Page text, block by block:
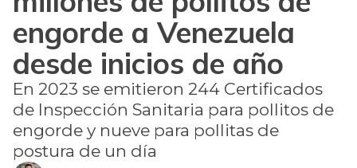
engorde a Venezuela
desde inicios de año
En 2023 se emitieron 244 Certificados
de Inspección Sanitaria para pollitos de
engorde y nueve para pollitas de
postura de un día